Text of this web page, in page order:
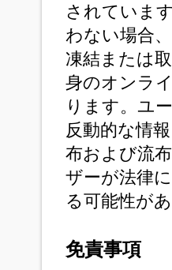
されていま
わない場合
凍結または
身のオンラ
ります。ユ
反動的な情
布および流
ザーが法律
る可能性が
免責事項